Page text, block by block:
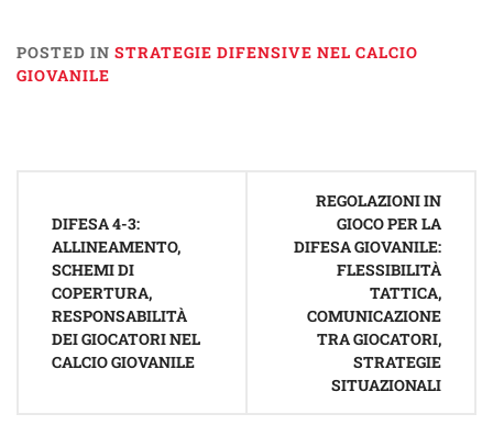
POSTED IN STRATEGIE DIFENSIVE NEL CALCIO
GIOVANILE
navigation
DIFESA 4-3:
ALLINEAMENTO,
SCHEMI DI
COPERTURA,
RESPONSABILITÀ
DEI GIOCATORI NEL
CALCIO GIOVANILE
REGOLAZIONI IN
GIOCO PER LA
DIFESA GIOVANILE:
FLESSIBILITÀ
TATTICA,
COMUNICAZIONE
TRA GIOCATORI,
STRATEGIE
SITUAZIONALI